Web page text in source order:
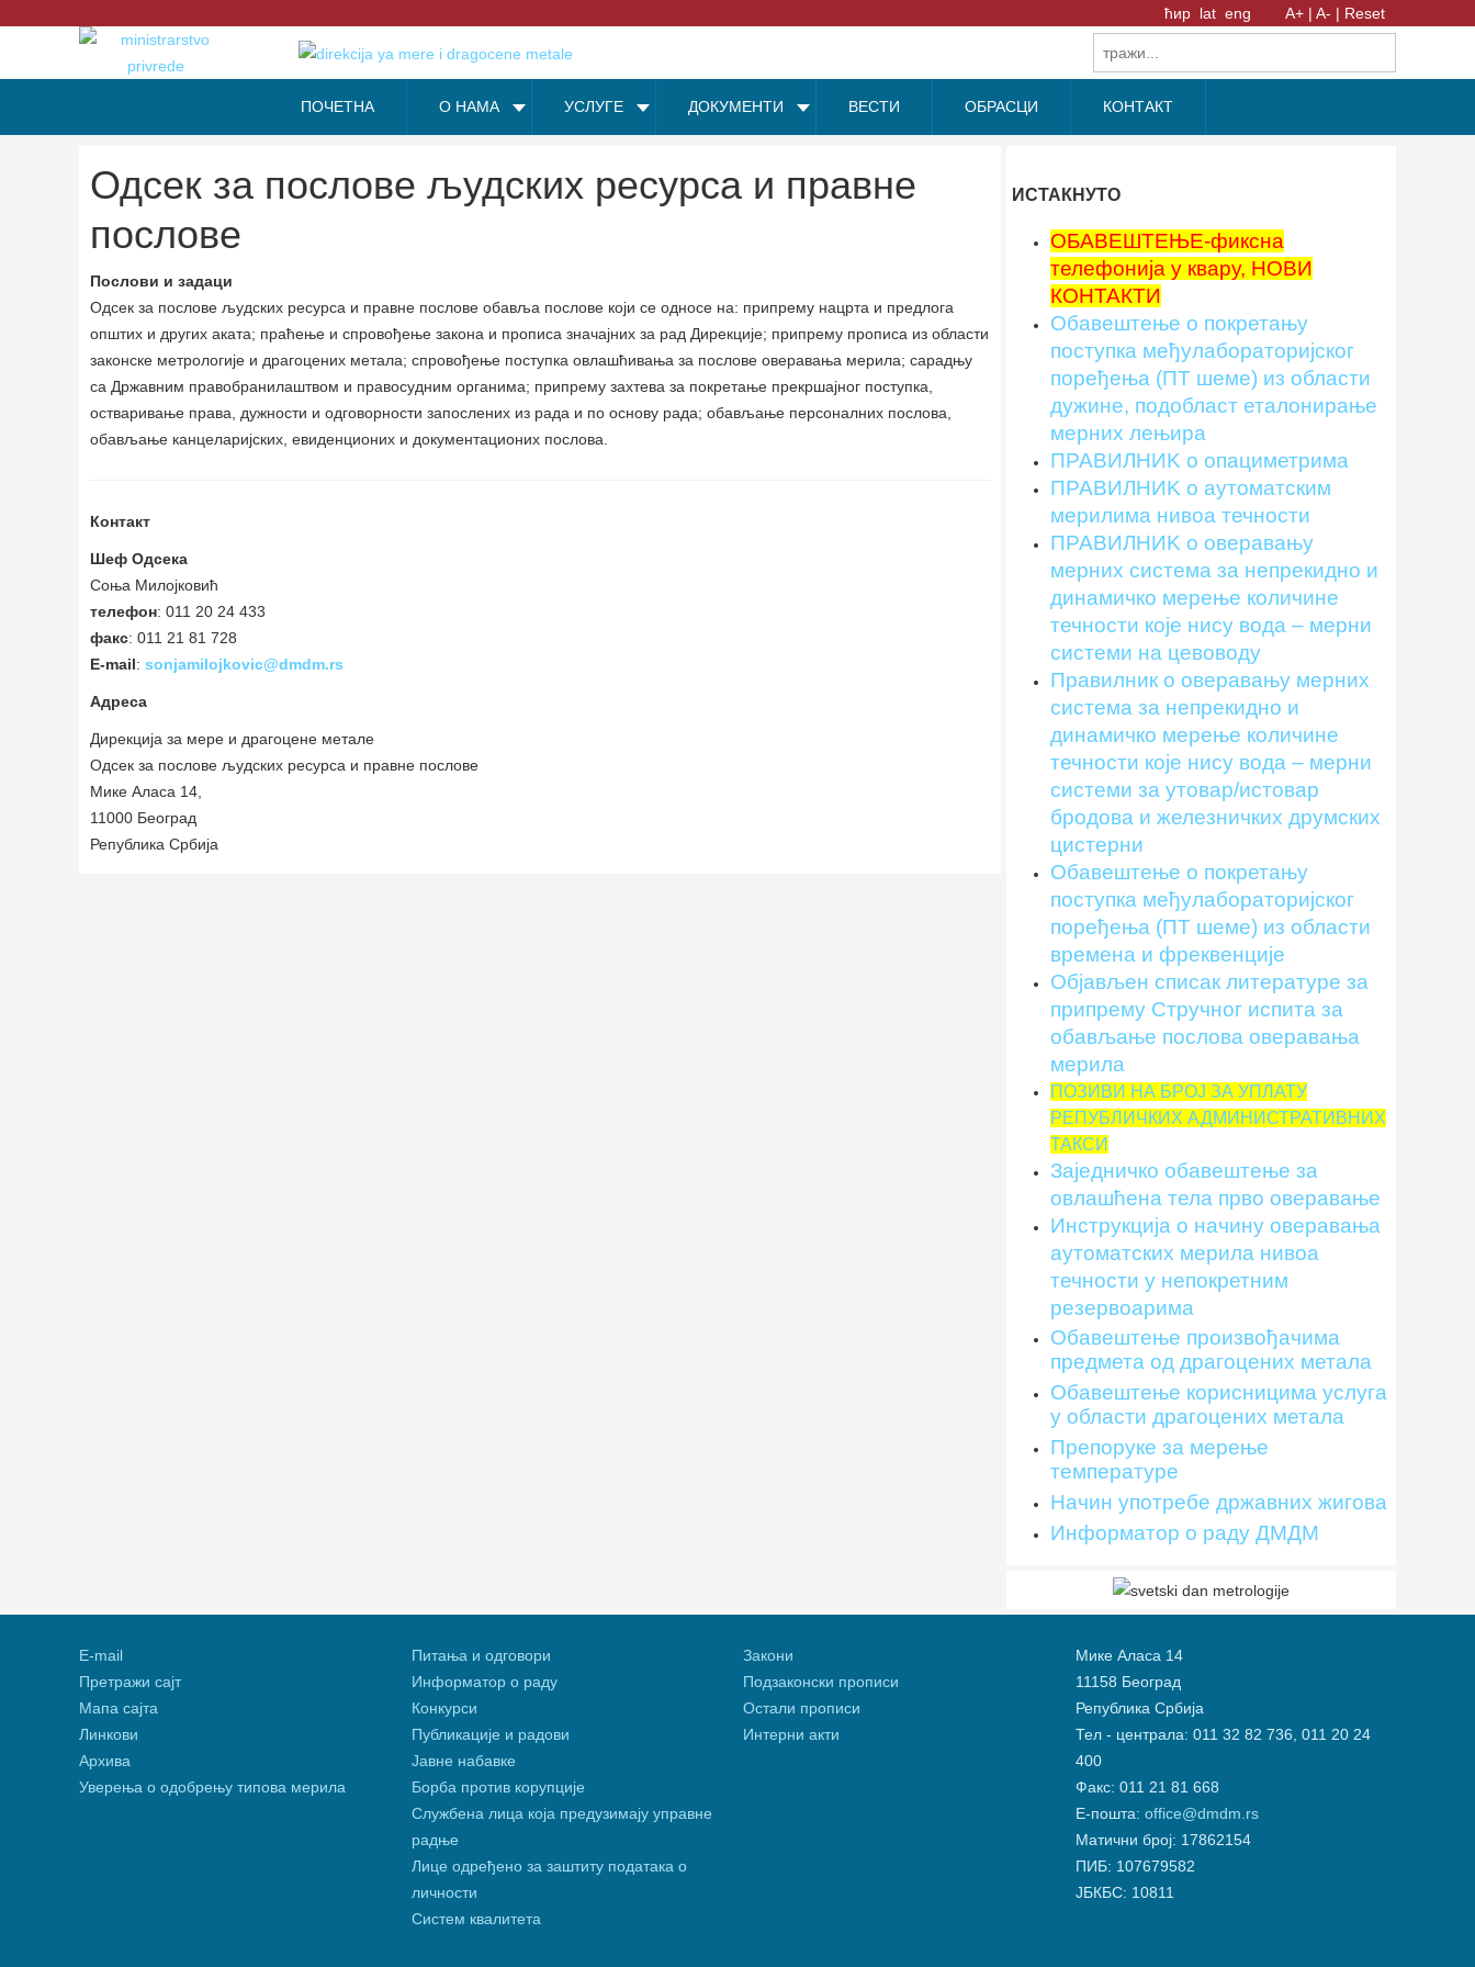
ћир lat eng A+ | A- | Reset
ПОЧЕТНА О НАМА УСЛУГЕ ДОКУМЕНТИ ВЕСТИ ОБРАСЦИ КОНТАКТ
Одсек за послове људских ресурса и правне
послове
Послови и задаци
Одсек за послове људских ресурса и правне послове обавља послове који се односе на: припрему нацрта и предлога
општих и других аката; праћење и спровођење закона и прописа значајних за рад Дирекције; припрему прописа из области
законске метрологије и драгоцених метала; спровођење поступка овлашћивања за послове оверавања мерила; сарадњу
са Државним правобранилаштвом и правосудним органима; припрему захтева за покретање прекршајног поступка,
остваривање права, дужности и одговорности запослених из рада и по основу рада; обављање персоналних послова,
обављање канцеларијских, евиденционих и документационих послова.
Контакт
Шеф Одсека
Соња Милојковић
телефон: 011 20 24 433
факс: 011 21 81 728
E-mail: sonjamilojkovic@dmdm.rs
Адреса
Дирекција за мере и драгоцене метале
Одсек за послове људских ресурса и правне послове
Мике Аласа 14,
11000 Београд
Република Србија
ИСТАКНУТО
ОБАВЕШТЕЊЕ-фиксна
телефонија у квару, НОВИ
КОНТАКТИ
Обавештење о покретању
поступка међулабораторијског
поређења (ПТ шеме) из области
дужине, подобласт еталонирање
мерних лењира
ПРАВИЛНИK о опациметрима
ПРАВИЛНИK о аутоматским
мерилима нивоа течности
ПРАВИЛНИK о оверавању
мерних система за непрекидно и
динамичко мерење количине
течности које нису вода – мерни
системи на цевоводу
Правилник о оверавању мерних
система за непрекидно и
динамичко мерење количине
течности које нису вода – мерни
системи за утовар/истовар
бродова и железничких друмских
цистерни
Обавештење о покретању
поступка међулабораторијскoг
поређења (ПT шеме) из области
времена и фреквенције
Објављен списак литературе за
припрему Стручног испита за
обављање послова оверавања
мерила
ПОЗИВИ НА БРОЈ ЗА УПЛАТУ
РЕПУБЛИЧКИХ АДМИНИСТРАТИВНИХ
ТАКСИ
Заједничко обавештење за
овлашћена тела прво оверавање
Инструкцијa о начину оверавања
аутоматских мерила нивоа
течности у непокретним
резервоарима
Обавештење произвођачима
предмета од драгоцених метала
Обавештење корисницима услуга
у области драгоцених метала
Препоруке за мерење
температуре
Начин употребе државних жигова
Информатор о раду ДМДМ
Е-mail
Претражи сајт
Мапа сајта
Линкови
Архива
Уверења о одобрењу типова мерила
Питања и одговори
Информатор о раду
Конкурси
Публикације и радови
Јавне набавке
Борба против корупције
Службена лица која предузимају управне
радње
Лице одређено за заштиту података о
личности
Систем квалитета
Закони
Подзаконски прописи
Остали прописи
Интерни акти
Мике Аласа 14
11158 Београд
Република Србија
Тел - централа: 011 32 82 736, 011 20 24
400
Факс: 011 21 81 668
Е-пошта: office@dmdm.rs
Матични број: 17862154
ПИБ: 107679582
ЈБКБС: 10811